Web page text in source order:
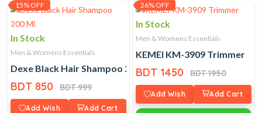
15% OFF
In Stock
Men & Womens Essentials
Dexe Black Hair Shampoo 200 Ml
BDT 850 BDT 999
Add Wish Add Cart
26% OFF
In Stock
Men & Womens Essentials
KEMEI KM-3909 Trimmer
BDT 1450 BDT 1950
Add Wish Add Cart